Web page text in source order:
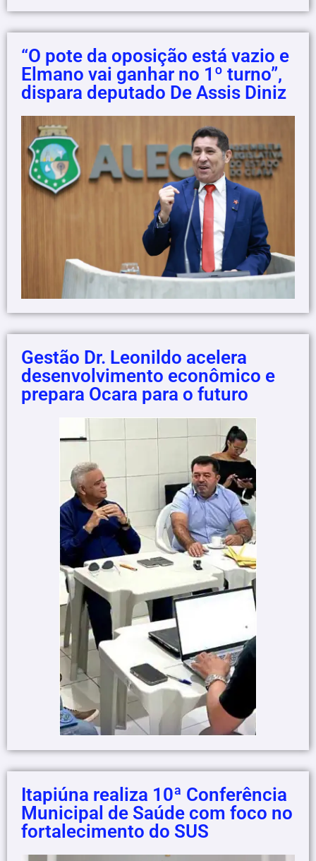
“O pote da oposição está vazio e
Elmano vai ganhar no 1º turno”,
dispara deputado De Assis Diniz
Gestão Dr. Leonildo acelera
desenvolvimento econômico e
prepara Ocara para o futuro
Itapiúna realiza 10ª Conferência
Municipal de Saúde com foco no
fortalecimento do SUS